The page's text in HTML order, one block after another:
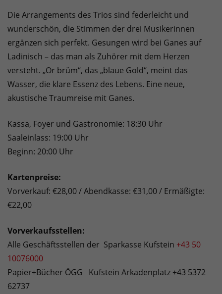
Die Arrangements des Trios sind federleicht und
wunderschön, die Stimmen der drei Musikerinnen
ergänzen sich perfekt. Gesungen wird bei Ganes auf
Ladinisch – das man als Zuhörer mit dem Herzen
versteht. „Or brüm“, das „blaue Gold“, meint das
Wasser, die klare Essenz des Lebens. Eine neue,
akustische Traumreise mit Ganes.
Kassa, Foyer und Gastronomie: 18:30 Uhr
Saaleinlass: 19:00 Uhr
Beginn: 20:00 Uhr
Kartenpreise:
Vorverkauf: €28,00 / Abendkasse: €31,00 / Ermäßigte:
€22,00
Vorverkaufsstellen:
Alle Geschäftsstellen der Sparkasse Kufstein +43 50
10076000
Papier+Bücher ÖGG Kufstein Arkadenplatz +43 5372
62737